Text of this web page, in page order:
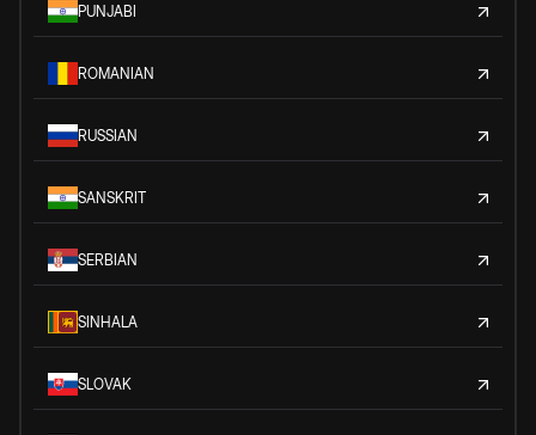
PUNJABI
ROMANIAN
RUSSIAN
SANSKRIT
SERBIAN
SINHALA
SLOVAK